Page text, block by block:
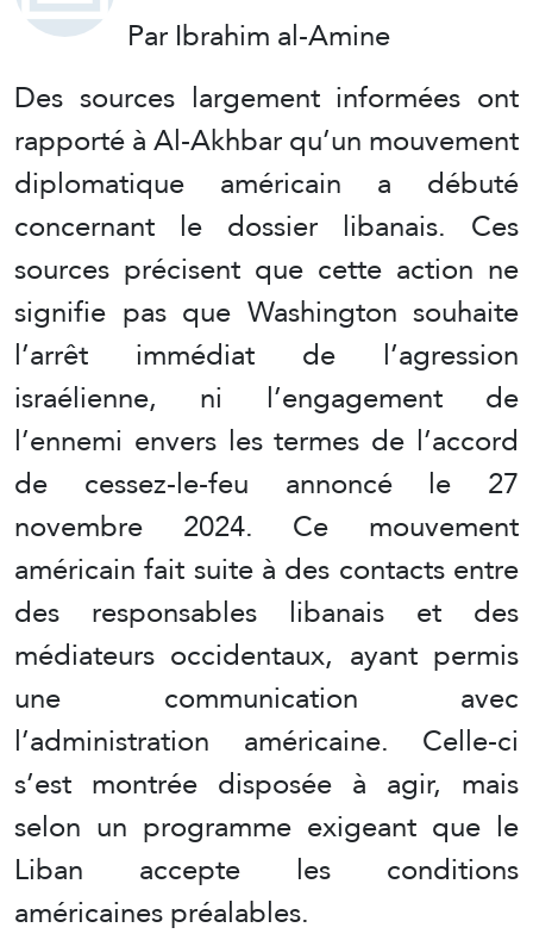
Par Ibrahim al-Amine
Des sources largement informées ont
rapporté à Al-Akhbar qu’un mouvement
diplomatique américain a débuté
concernant le dossier libanais. Ces
sources précisent que cette action ne
signifie pas que Washington souhaite
l’arrêt immédiat de l’agression
israélienne, ni l’engagement de
l’ennemi envers les termes de l’accord
de cessez-le-feu annoncé le 27
novembre 2024. Ce mouvement
américain fait suite à des contacts entre
des responsables libanais et des
médiateurs occidentaux, ayant permis
une communication avec
l’administration américaine. Celle-ci
s’est montrée disposée à agir, mais
selon un programme exigeant que le
Liban accepte les conditions
américaines préalables.